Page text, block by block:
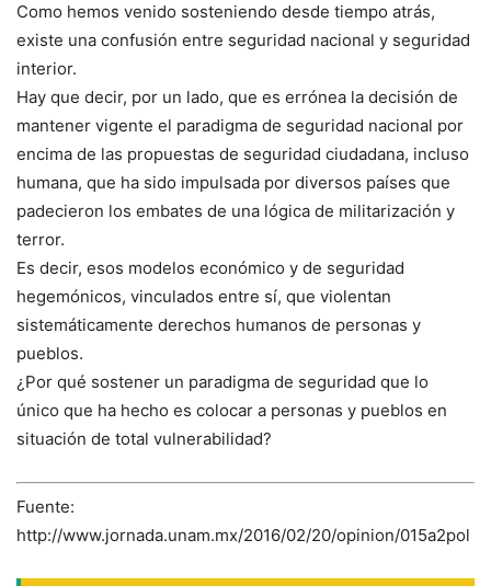
Como hemos venido sosteniendo desde tiempo atrás,
existe una confusión entre seguridad nacional y seguridad
interior.
Hay que decir, por un lado, que es errónea la decisión de
mantener vigente el paradigma de seguridad nacional por
encima de las propuestas de seguridad ciudadana, incluso
humana, que ha sido impulsada por diversos países que
padecieron los embates de una lógica de militarización y
terror.
Es decir, esos modelos económico y de seguridad
hegemónicos, vinculados entre sí, que violentan
sistemáticamente derechos humanos de personas y
pueblos.
¿Por qué sostener un paradigma de seguridad que lo
único que ha hecho es colocar a personas y pueblos en
situación de total vulnerabilidad?
Fuente:
http://www.jornada.unam.mx/2016/02/20/opinion/015a2pol